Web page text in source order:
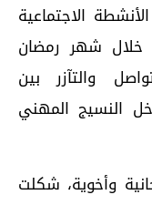
الاجتماعية
خلال شهر رمضان
والتآزر بين
النسيج المهني
وأخوية، شكلت